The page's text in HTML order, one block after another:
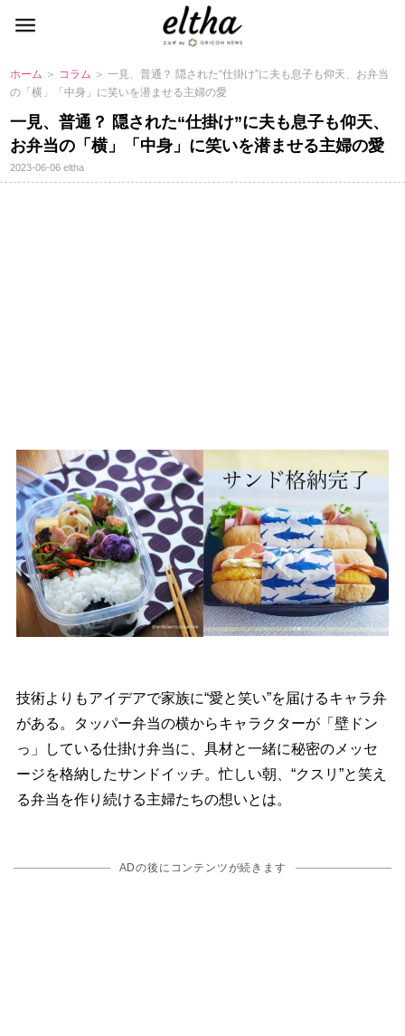
ホーム ＞ コラム ＞ 一見、普通？ 隠された“仕掛け”に夫も息子も仰天、お弁当
の「横」「中身」に笑いを潜ませる主婦の愛
一見、普通？ 隠された“仕掛け”に夫も息子も仰天、
お弁当の「横」「中身」に笑いを潜ませる主婦の愛
2023-06-06eltha
技術よりもアイデアで家族に“愛と笑い”を届けるキャラ弁
がある。タッパー弁当の横からキャラクターが「壁ドン
っ」している仕掛け弁当に、具材と一緒に秘密のメッセ
ージを格納したサンドイッチ。忙しい朝、“クスリ”と笑え
る弁当を作り続ける主婦たちの想いとは。
ADの後にコンテンツが続きます